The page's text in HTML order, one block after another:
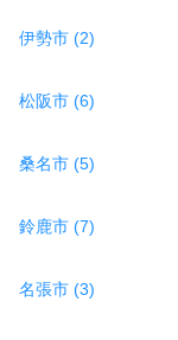
伊勢市 (2)
松阪市 (6)
桑名市 (5)
鈴鹿市 (7)
名張市 (3)